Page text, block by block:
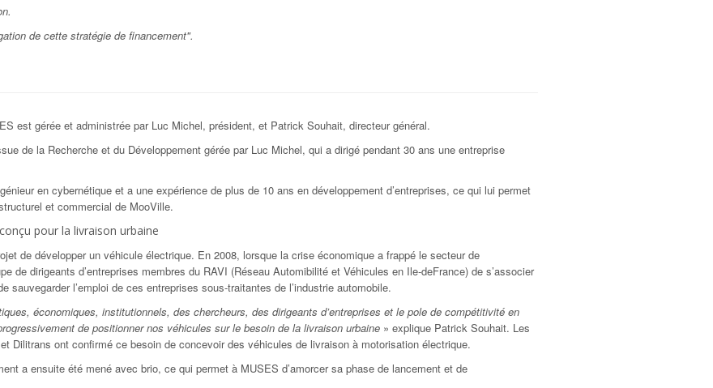
de cette stratégie de financement".
est gérée et administrée par Luc Michel, président, et Patrick Souhait, directeur général.
de la Recherche et du Développement gérée par Luc Michel, qui a dirigé pendant 30 ans une entreprise
en cybernétique et a une expérience de plus de 10 ans en développement d’entreprises, ce qui lui permet
et commercial de MooVille.
pour la livraison urbaine
de développer un véhicule électrique. En 2008, lorsque la crise économique a frappé le secteur de
de dirigeants d’entreprises membres du RAVI (Réseau Automibilité et Véhicules en Ile-deFrance) de s’associer
sauvegarder l’emploi de ces entreprises sous-traitantes de l’industrie automobile.
économiques, institutionnels, des chercheurs, des dirigeants d’entreprises et le pole de compétitivité en
de positionner nos véhicules sur le besoin de la livraison urbaine » explique Patrick Souhait. Les
Dilitrans ont confirmé ce besoin de concevoir des véhicules de livraison à motorisation électrique.
a ensuite été mené avec brio, ce qui permet à MUSES d’amorcer sa phase de lancement et de